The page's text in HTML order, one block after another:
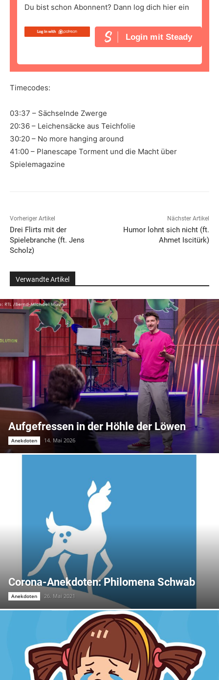
Du bist schon Abonnent? Dann log dich hier ein
Login mit Steady
Timecodes:
03:37 – Sächselnde Zwerge
20:36 – Leichensäcke aus Teichfolie
30:20 – No more hanging around
41:00 – Planescape Torment und die Macht über
Spielemagazine
Vorheriger Artikel
Drei Flirts mit der
Spielebranche (ft. Jens
Scholz)
Nächster Artikel
Humor lohnt sich nicht (ft.
Ahmet Iscitürk)
Verwandte Artikel
Aufgefressen in der Höhle der Löwen
Anekdoten 14. Mai 2026
Corona-Anekdoten: Philomena Schwab
Anekdoten 26. Mai 2021